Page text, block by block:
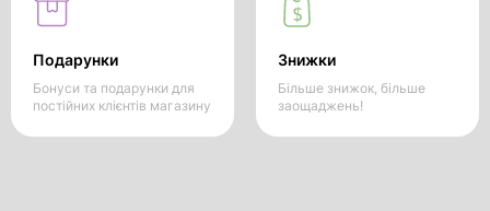
Подарунки
Бонуси та подарунки для
постійних клієнтів магазину
Знижки
Більше знижок, більше
заощаджень!